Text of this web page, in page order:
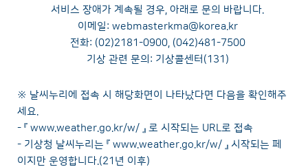
서비스 장애가 계속될 경우, 아래로 문의 바랍니다.
이메일: webmasterkma@korea.kr
전화: (02)2181-0900, (042)481-7500
기상 관련 문의: 기상콜센터(131)
※ 날씨누리에 접속 시 해당화면이 나타났다면 다음을 확인해주
세요.
- 『 www.weather.go.kr/w/ 』 로 시작되는 URL로 접속
- 기상청 날씨누리는 『 www.weather.go.kr/w/ 』 시작되는 페
이지만 운영합니다.(21년 이후)